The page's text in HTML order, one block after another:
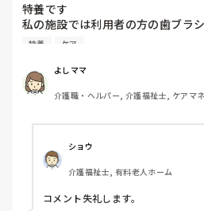
特養です
私の施設では利用者の方の歯ブラ
す、みなさんのところはどれくら
特養 ケア
よしママ
介護職・ヘルパー, 介護福祉士, ケアマ
ショウ
介護福祉士, 有料老人ホーム
コメント失礼します。